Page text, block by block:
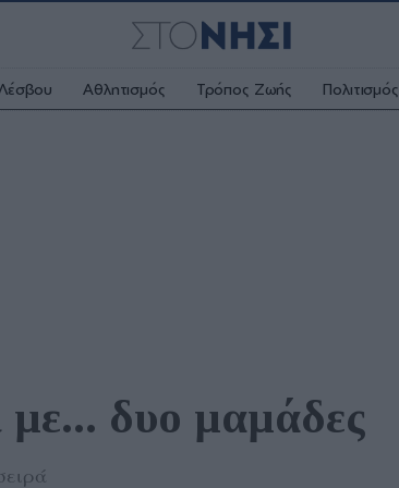
Αθλητισμός Τρόπος Ζωής Πολιτισμός
δυο μαμάδες